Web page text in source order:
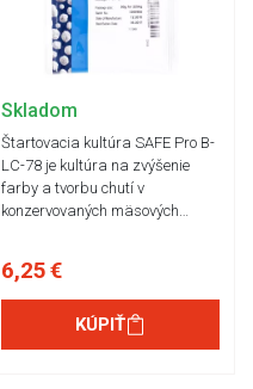
Skladom
Štartovacia kultúra SAFE Pro B-
LC-78 je kultúra na zvýšenie
farby a tvorbu chutí v
konzervovaných mäsových…
6,25 €
KÚPIŤ